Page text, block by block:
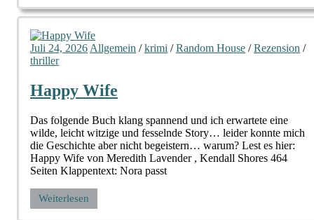
Juli 24, 2026 Allgemein /krimi /Random House /Rezension /
thriller
Happy Wife
Das folgende Buch klang spannend und ich erwartete eine
wilde, leicht witzige und fesselnde Story… leider konnte mich
die Geschichte aber nicht begeistern… warum? Lest es hier:
Happy Wife von Meredith Lavender , Kendall Shores 464
Seiten Klappentext: Nora passt
Weiterlesen